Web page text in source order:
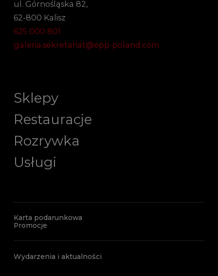
ul. Górnośląska 82,
62-800 Kalisz
625 000 801
galeria.sekretariat@epp-poland.com
Sklepy
Restauracje
Rozrywka
Usługi
Karta podarunkowa
Promocje
Wydarzenia i aktualności